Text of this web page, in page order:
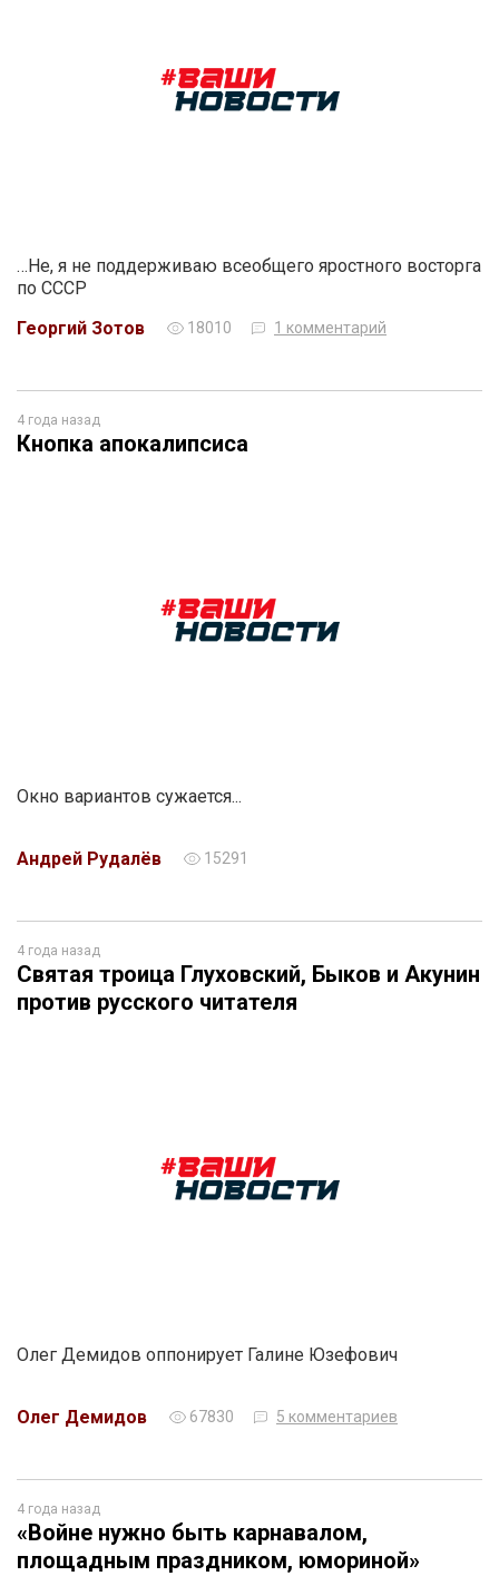
…Не, я не поддерживаю всеобщего яростного восторга
по СССР
Георгий Зотов
18010 1 комментарий
4 года назад
Кнопка апокалипсиса
Окно вариантов сужается...
Андрей Рудалёв 15291
4 года назад
Святая троица Глуховский, Быков и Акунин
против русского читателя
Олег Демидов оппонирует Галине Юзефович
Олег Демидов 67830 5 комментариев
4 года назад
«Войне нужно быть карнавалом,
площадным праздником, юмориной»